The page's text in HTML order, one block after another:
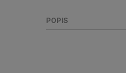
POPIS